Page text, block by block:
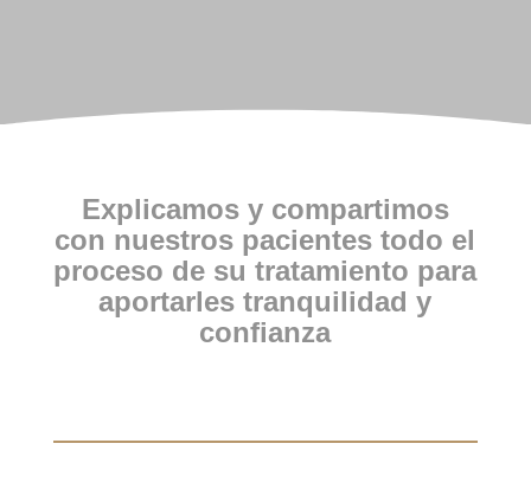
Explicamos y compartimos
con nuestros pacientes todo el
proceso de su tratamiento para
aportarles tranquilidad y
confianza